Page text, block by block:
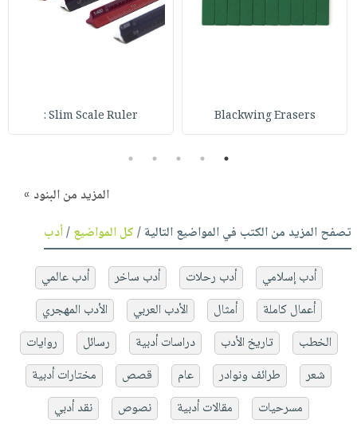
Blackwing Erasers
Slim Scale Ruler :
1
2
3
4
5
المزيد من البنود »
تصفح المزيد من الكتب في المواضيع التالية /كل المواضيع/أدب
أدب إسلامي أدب رحلات أدب ساخر
أدب عالمي
أعمال كاملة
أمثال الأدب العربي
الأدب المهجري
الخطب
تاريخ الأدب دراسات أدبية رسائل
روايات
شعر
طرائف ونوادر عام قصص
مختارات أدبية
مسرحيات
مقالات أدبية نصوص نقد أدبي